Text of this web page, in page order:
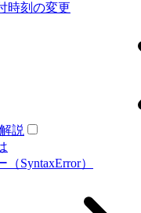
時刻の変更
説
SyntaxError）